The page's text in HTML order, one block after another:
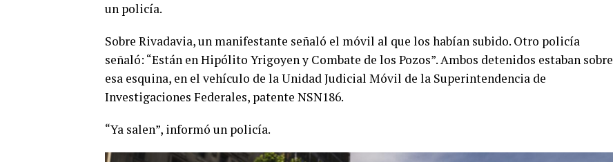
un policía.
Sobre Rivadavia, un manifestante señaló el móvil al que los habían subido. Otro policía
señaló: “Están en Hipólito Yrigoyen y Combate de los Pozos”. Ambos detenidos estaban sobre
esa esquina, en el vehículo de la Unidad Judicial Móvil de la Superintendencia de
Investigaciones Federales, patente NSN186.
“Ya salen”, informó un policía.